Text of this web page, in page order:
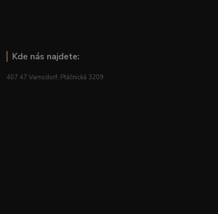
Kde nás najdete:
407 47 Varnsdorf, Ptáčnická 3209